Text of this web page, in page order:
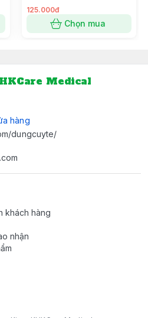
125.000đ
Chọn mua
Medical
hàng
dungcuyte/
khách hàng
nhận